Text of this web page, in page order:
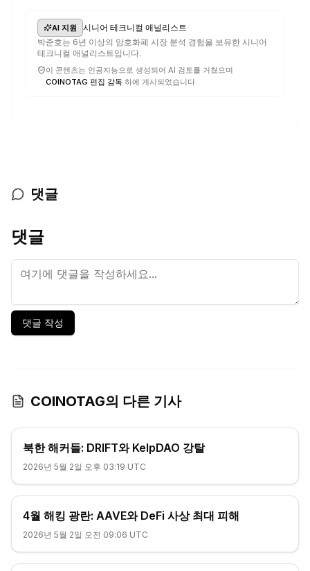
AI 지원 시니어 테크니컬 애널리스트·
박준호는 6년 이상의 암호화폐 시장 분석 경험을 보유한 시니어
테크니컬 애널리스트입니다.
이 콘텐츠는 인공지능으로 생성되어 AI 검토를 거쳤으며
COINOTAG 편집 감독 하에 게시되었습니다.
댓글
댓글
댓글 작성
COINOTAG의 다른 기사
북한 해커들: DRIFT와 KelpDAO 강탈
2026년 5월 2일 오후 03:19 UTC
4월 해킹 광란: AAVE와 DeFi 사상 최대 피해
2026년 5월 2일 오전 09:06 UTC